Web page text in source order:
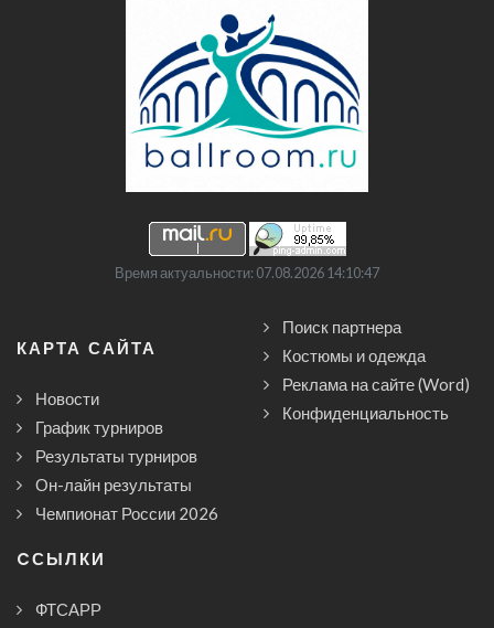
Время актуальности: 07.08.2026 14:10:47
КАРТА САЙТА
Новости
График турниров
Результаты турниров
Он-лайн результаты
Чемпионат России 2026
Поиск партнера
Костюмы и одежда
Реклама на сайте (Word)
Конфиденциальность
CСЫЛКИ
ФТСАРР